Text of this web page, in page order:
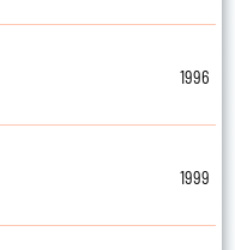
1996
1999